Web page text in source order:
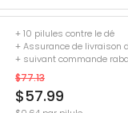
+ 10 pilules contre le dé
+ Assurance de livraison
+ suivant commande
$77.13
$57.99